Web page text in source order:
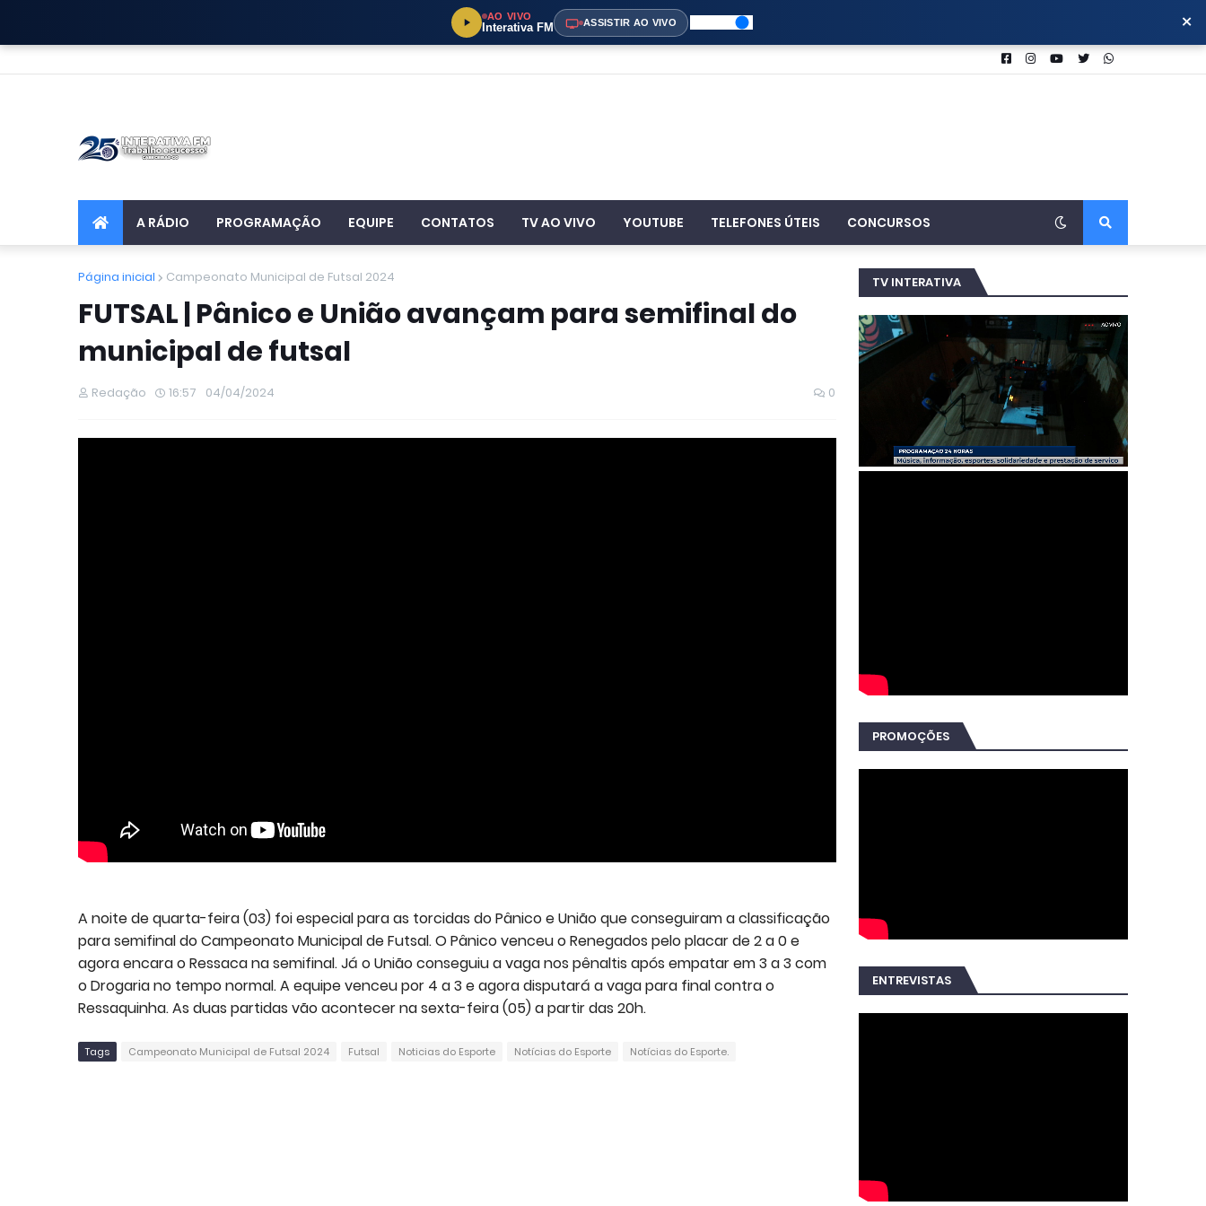
AO VIVO
Interativa FM ASSISTIR AO VIVO ×
A RÁDIO PROGRAMAÇÃO EQUIPE CONTATOS TV AO VIVO YOUTUBE TELEFONES ÚTEIS CONCURSOS
Página inicial Campeonato Municipal de Futsal 2024
FUTSAL | Pânico e União avançam para semifinal do
municipal de futsal
Redação 16:57 04/04/2024 0
A noite de quarta-feira (03) foi especial para as torcidas do Pânico e União que conseguiram a classificação
para semifinal do Campeonato Municipal de Futsal. O Pânico venceu o Renegados pelo placar de 2 a 0 e
agora encara o Ressaca na semifinal. Já o União conseguiu a vaga nos pênaltis após empatar em 3 a 3 com
o Drogaria no tempo normal. A equipe venceu por 4 a 3 e agora disputará a vaga para final contra o
Ressaquinha. As duas partidas vão acontecer na sexta-feira (05) a partir das 20h.
Tags Campeonato Municipal de Futsal 2024 Futsal Noticias do Esporte Notícias do Esporte Notícias do Esporte.
TV INTERATIVA
PROMOÇÕES
ENTREVISTAS